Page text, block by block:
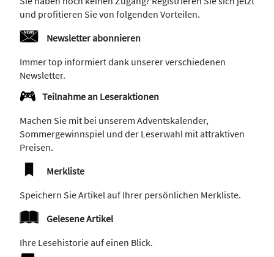
und profitieren Sie von folgenden Vorteilen.
Newsletter abonnieren
Immer top informiert dank unserer verschiedenen
Newsletter.
Teilnahme an Leseraktionen
Machen Sie mit bei unserem Adventskalender,
Sommergewinnspiel und der Leserwahl mit attraktiven
Preisen.
Merkliste
Speichern Sie Artikel auf Ihrer persönlichen Merkliste.
Gelesene Artikel
Ihre Lesehistorie auf einen Blick.